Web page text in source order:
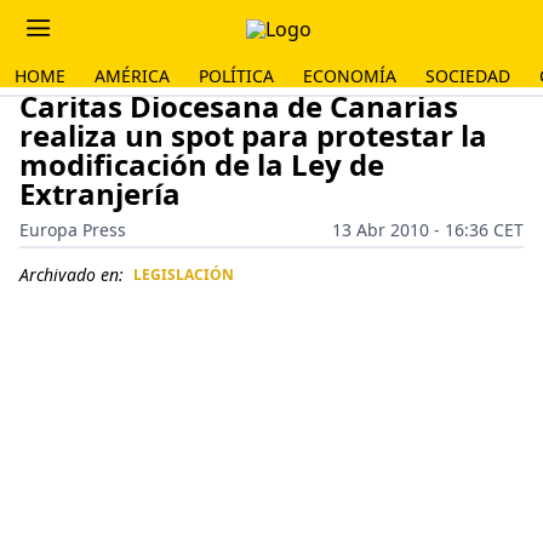
HOME AMÉRICA POLÍTICA ECONOMÍA SOCIEDAD
Caritas Diocesana de Canarias
realiza un spot para protestar la
modificación de la Ley de
Extranjería
Europa Press
13 Abr 2010 - 16:36 CET
Archivado en: LEGISLACIÓN